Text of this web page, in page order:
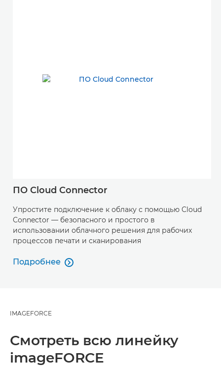
ПО Cloud Connector
Упростите подключение к облаку с помощью Cloud
Connector — безопасного и простого в
использовании облачного решения для рабочих
процессов печати и сканирования
Подробнее
Подробнее

IMAGEFORCE
Смотреть всю линейку
imageFORCE